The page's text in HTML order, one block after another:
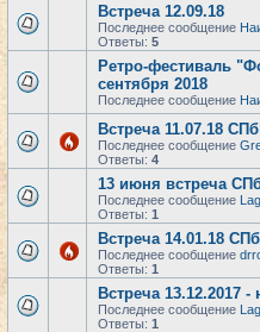
Встреча 12.09.18
Последнее сообщение
Ответы: 5
Ретро-фестиваль
сентября 2018
Последнее сообщение
Встреча 11.07.18
Последнее сообщение
Ответы: 4
13 июня встреча
Последнее сообщение Lag
Ответы: 1
Встреча 14.01.18
Последнее сообщение
Ответы: 1
Встреча 13.12.2017
Последнее сообщение Lag
Ответы: 1